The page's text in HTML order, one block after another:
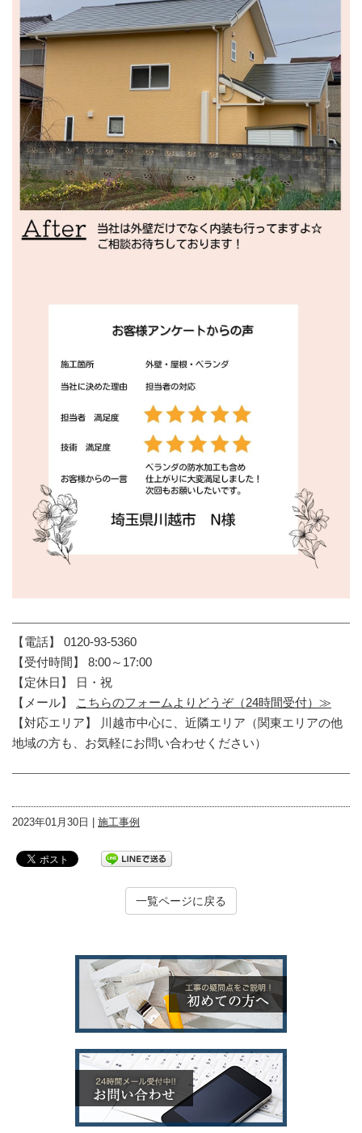
【電話】 0120-93-5360
【受付時間】 8:00～17:00
【定休日】 日・祝
【メール】
こちらのフォームよりどうぞ（24時間受付）≫
【対応エリア】 川越市中心に、近隣エリア（関東エリアの他
地域の方も、お気軽にお問い合わせください）
2023年01月30日 | 施工事例
一覧ページに戻る